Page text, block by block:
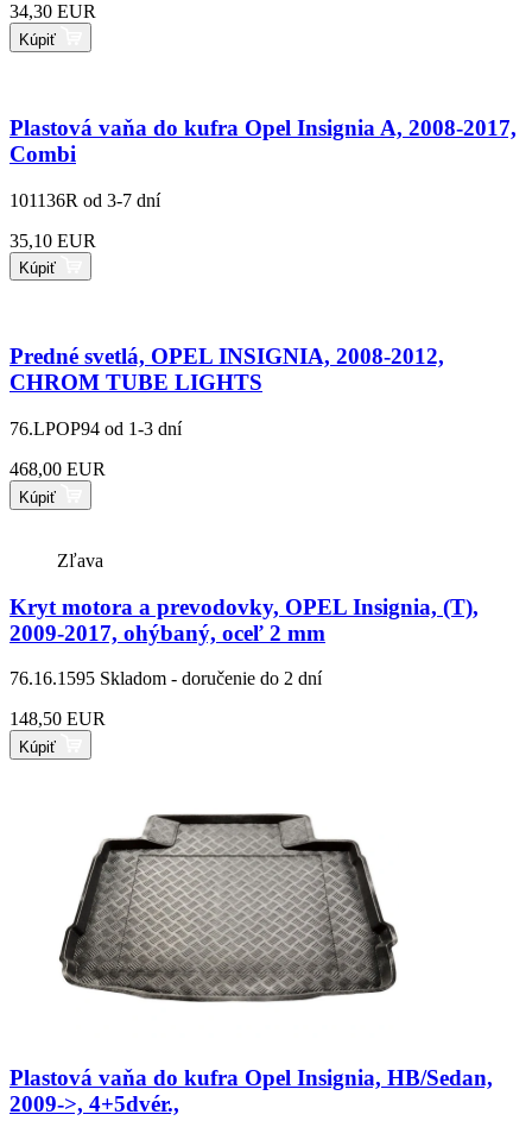
34,30 EUR
Kúpiť
Plastová vaňa do kufra Opel Insignia A, 2008-2017,
Combi
101136R od 3-7 dní
35,10 EUR
Kúpiť
Predné svetlá, OPEL INSIGNIA, 2008-2012,
CHROM TUBE LIGHTS
76.LPOP94 od 1-3 dní
468,00 EUR
Kúpiť
Zľava
Kryt motora a prevodovky, OPEL Insignia, (T),
2009-2017, ohýbaný, oceľ 2 mm
76.16.1595 Skladom - doručenie do 2 dní
148,50 EUR
Kúpiť
Plastová vaňa do kufra Opel Insignia, HB/Sedan,
2009->, 4+5dvér.,